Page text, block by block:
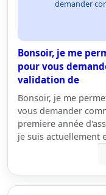
demander
Bonsoir, je me
pour vous
validation de
Bonsoir, je me
vous demander
premiere année
je suis actuellement